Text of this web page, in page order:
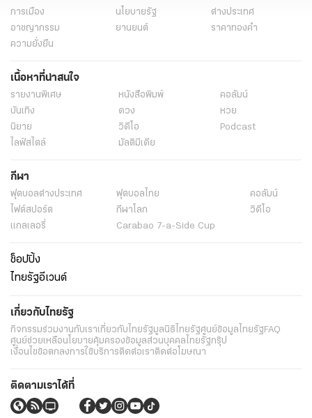
การเมือง
นโยบายรัฐ
ต่างประเทศ
อาชญากรรม
ยานยนต์
ราคาทองคำ
ความยั่งยืน
เนื้อหาที่น่าสนใจ
รายงานพิเศษ หนังสือพิมพ์
คอลัมน์
บันเทิง
ดวง
หวย
นิยาย
วิดีโอ
Podcast
ไลฟ์สไตล์
มัลติมีเดีย
กีฬา
ฟุตบอลต่่างประเทศ ฟุตบอลไทย
คอลัมน์
ไฟต์สปอร์ต
กีฬาโลก
วิดีโอ
แกลเลอรี่
Carabao 7-a-Side Cup
ช็อปปิ้ง
ไทยรัฐอีเวนต์
เกี่ยวกับไทยรัฐ
กิจกรรมร่วมงานกับเราเกี่ยวกับไทยรัฐมูลนิธิไทยรัฐศูนย์ข้อมูลไทยรัฐFAQ
ศูนย์ช่วยเหลือนโยบายคุ้มครองข้อมูลส่วนบุคคลไทยรัฐกรุ๊ป
เงื่อนไขข้อตกลงการใช้บริการติดต่อเราติดต่อโฆษณา
ติดตามเราได้ที่